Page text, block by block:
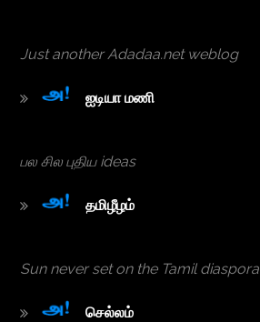
Just another Adadaa.net weblog
ஐடியா ம‌ணி
பல சில புதிய ideas
த‌மிழீழ‌ம்
Sun never set on the Tamil diaspora
செல்ல‌ம்